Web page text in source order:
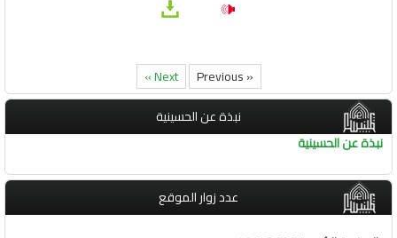
« Previous
Next »
نبذة عن الحسينية
نبذة عن الحسينية
عدد زوار الموقع